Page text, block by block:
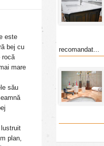
este
bej cu
rocă
mare
său
plan,
recomandat...